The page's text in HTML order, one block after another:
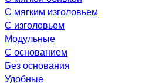
С мягким изголовьем
С изголовьем
Модульные
С основанием
Без основания
Удобные